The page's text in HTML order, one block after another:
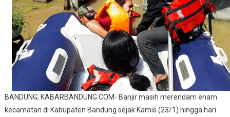
BANDUNG, KABARBANDUNG.COM- Banjir masih merendam enam
kecamatan di Kabupaten Bandung sejak Kamis (23/1) hingga hari